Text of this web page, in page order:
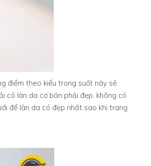
điểm theo kiểu trong suốt này sẽ
có làn da cơ bản phải đẹp, không có
để làn da có đẹp nhất sao khi trang